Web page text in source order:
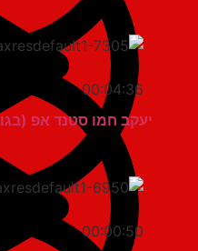
00:04:36
יעקב חמו סטנד אפ (בגולה
00:00:50